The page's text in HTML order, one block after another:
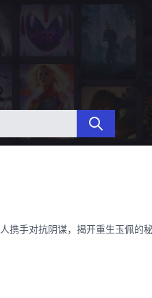
携手对抗阴谋，揭开重生玉佩的